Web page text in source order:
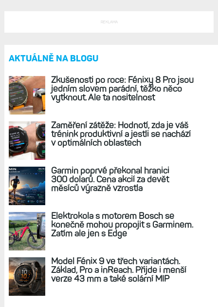
REKLAMA
AKTUÁLNĚ NA BLOGU
jedním slovem parádní, těžko něco
vytknout. Ale ta nositelnost
trénink produktivní a jestli se nachází
v optimálních oblastech